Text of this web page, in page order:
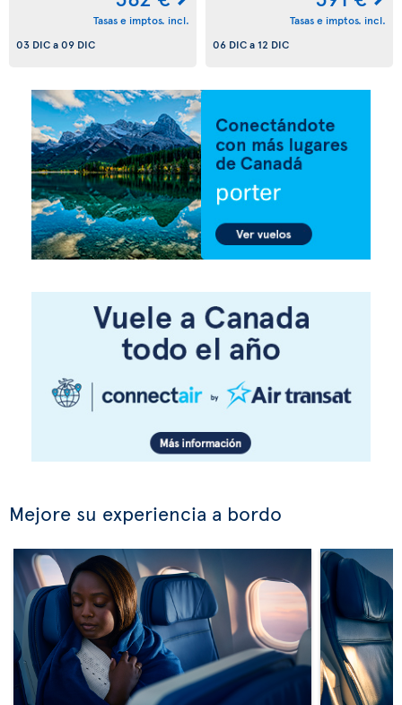
Tasas e imptos. incl.
03 DICa09 DIC
Tasas e imptos. incl.
06 DICa 12 DIC
Mejore su experiencia a bordo